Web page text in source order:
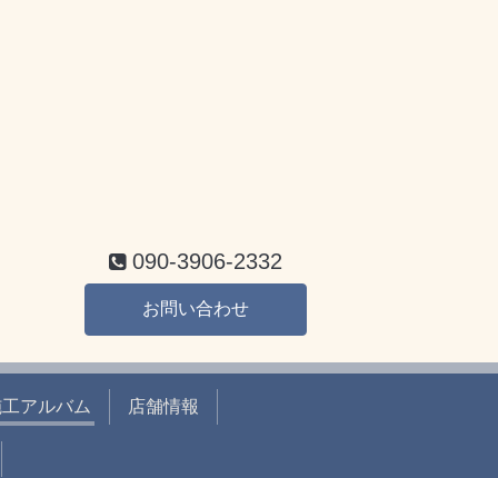
090-3906-2332
お問い合わせ
アルバム 店舗情報